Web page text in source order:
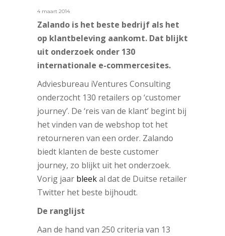
4 maart 2014
Zalando is het beste bedrijf als het
op klantbeleving aankomt. Dat blijkt
uit onderzoek onder 130
internationale e-commercesites.
Adviesbureau iVentures Consulting
onderzocht 130 retailers op ‘customer
journey’. De ‘reis van de klant’ begint bij
het vinden van de webshop tot het
retourneren van een order. Zalando
biedt klanten de beste customer
journey, zo blijkt uit het onderzoek.
Vorig jaar bleekal dat de Duitse retailer
Twitter het beste bijhoudt.
De ranglijst
Aan de hand van 250 criteria van 13